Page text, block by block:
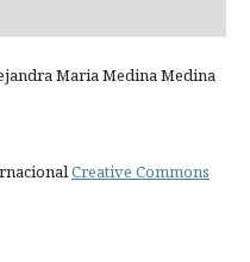
Maria Medina Medina
Creative Commons